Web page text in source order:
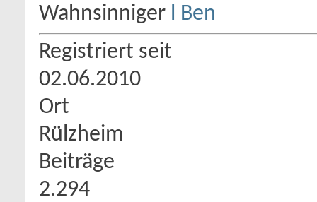
Wahnsinniger
Registriert seit
02.06.2010
Ort
Rülzheim
Beiträge
2.294